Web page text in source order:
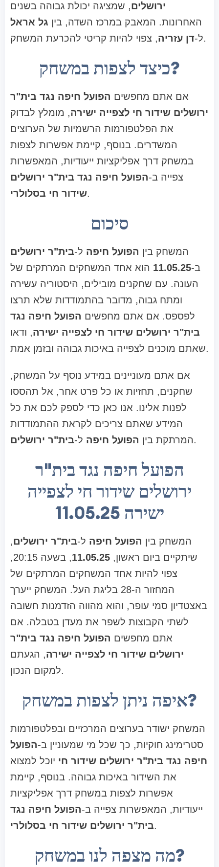
ירושלים, שמציגה יכולת גבוהה בשנים
האחרונות. המאבק במרכז השדה, בין גל אראל
ל-דן עזריה , צפוי להיות קריטי להכרעת המשחק.
כיצד לצפות במשחק?
אם אתם מחפשים הפועל חיפה נגד בית"ר
ירושלים שידור חי לצפייה ישירה, מומלץ לבדוק
את הפלטפורמות הרשמיות של הערוצים
המשדרים. בנוסף, קיימת אפשרות לצפות
במשחק דרך אפליקציות ייעודיות, המאפשרות
צפייה ב-הפועל חיפה נגד בית"ר ירושלים
שידור חי בסלולרי.
סיכום
המשחק בין הפועל חיפה ל-בית"ר ירושלים
ב-11.05.25 הוא אחד המשחקים המרתקים של
העונה. עם שחקנים מובילים, היסטוריה עשירה
ומתח גבוה, מדובר בהתמודדות שלא תרצו
לפספס. אם אתם מחפשים הפועל חיפה נגד
בית"ר ירושלים שידור חי לצפייה ישירה, ודאו
שאתם מוכנים לצפייה באיכות גבוהה ובזמן אמת.
אם אתם מעוניינים במידע נוסף על המשחק,
שחקנים, תחזיות או כל פרט אחר, אל תהססו
לפנות אלינו. אנו כאן כדי לספק לכם את כל
המידע שאתם צריכים לקראת ההתמודדות
המרתקת בין הפועל חיפה ל-בית"ר ירושלים .
הפועל חיפה נגד בית"ר
ירושלים שידור חי לצפייה
ישירה 11.05.25
המשחק בין הפועל חיפה ל-בית"ר ירושלים,
שיתקיים ביום ראשון, 11.05.25
, בשעה 20:15,
צפוי להיות אחד המשחקים המרתקים של
המחזור ה-28 בליגת העל. המשחק ייערך
באצטדיון סמי עופר, והוא מהווה הזדמנות חשובה
לשתי הקבוצות לשפר את מעדן בטבלה. אם
אתם מחפשים הפועל חיפה נגד בית"ר
ירושלים שידור חי לצפייה ישירה, הגעתם
למקום הנכון.
איפה ניתן לצפות במשחק?
המשחק ישודר בערוצים המרכזיים ובפלטפורמות
סטרימינג חוקיות, כך שכל מי שמעוניין ב-הפועל
חיפה נגד בית"ר ירושלים שידור חי יוכל למצוא
את השידור באיכות גבוהה. בנוסף, קיימת
אפשרות לצפות במשחק דרך אפליקציות
ייעודיות, המאפשרות צפייה ב-הפועל חיפה נגד
בית"ר ירושלים שידור חי בסלולרי.
מה מצפה לנו במשחק?